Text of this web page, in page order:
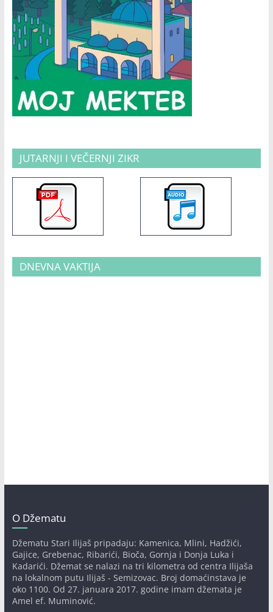
JUTARNJI I VEČERNJI ZIKR
DNEVNA VAKTIJA
O Džematu
Džematu Stari Ilijaš pripadaju: Kamenica, Mlini, Hadžići,
Gajice, Grebenac, Ribarići, Bioča, Gornja i Donja Luka i
Kadarići. Džemat se nalazi na tri kilometra od centra Ilijaša
na lokalnom putu Ilijaš - Semizovac. Broj domaćinstava je
oko 1100. Od 27. januara 2017. godine imam džemata je
Amel ef. Muminović.